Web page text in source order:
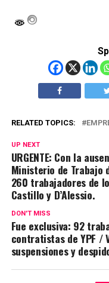
RELATED TOPICS:
UP NEXT
URGENTE: Con la
Ministerio de Trabajo
260 trabajadores de
Castillo y D’Alessio.
DON'T MISS
Fue exclusiva: 92
contratistas de YPF /
suspensiones y